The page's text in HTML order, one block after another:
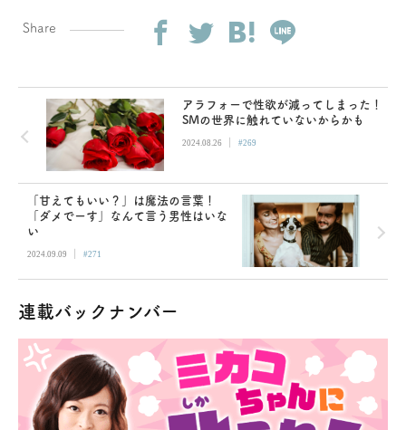
Share
アラフォーで性欲が減ってしまった！
SMの世界に触れていないからかも
2024.08.26 | #269
「甘えてもいい？」は魔法の言葉！
「ダメでーす」なんて言う男性はいな
い
2024.09.09 | #271
連載バックナンバー